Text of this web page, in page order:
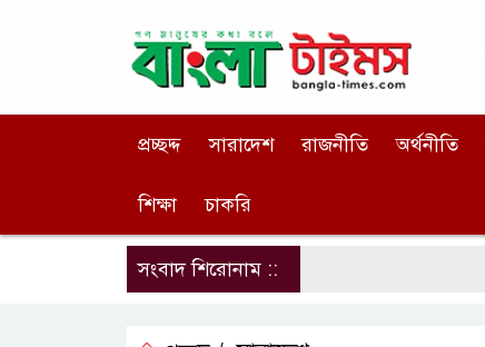
প্রচ্ছদ্দ সারাদেশ রাজনীতি অর্থনীতি
শিক্ষা চাকরি
সংবাদ শিরোনাম ::